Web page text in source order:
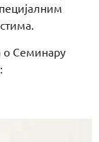
о Семинару